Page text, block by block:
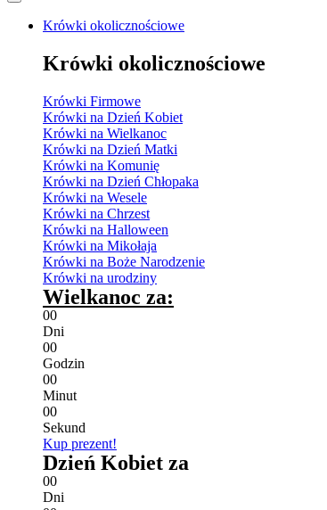
Krówki okolicznościowe
Krówki okolicznościowe
Krówki Firmowe
Krówki na Dzień Kobiet
Krówki na Wielkanoc
Krówki na Dzień Matki
Krówki na Komunię
Krówki na Dzień Chłopaka
Krówki na Wesele
Krówki na Chrzest
Krówki na Halloween
Krówki na Mikołaja
Krówki na Boże Narodzenie
Krówki na urodziny
Wielkanoc za:
00
Dni
00
Godzin
00
Minut
00
Sekund
Kup prezent!
Dzień Kobiet za
00
Dni